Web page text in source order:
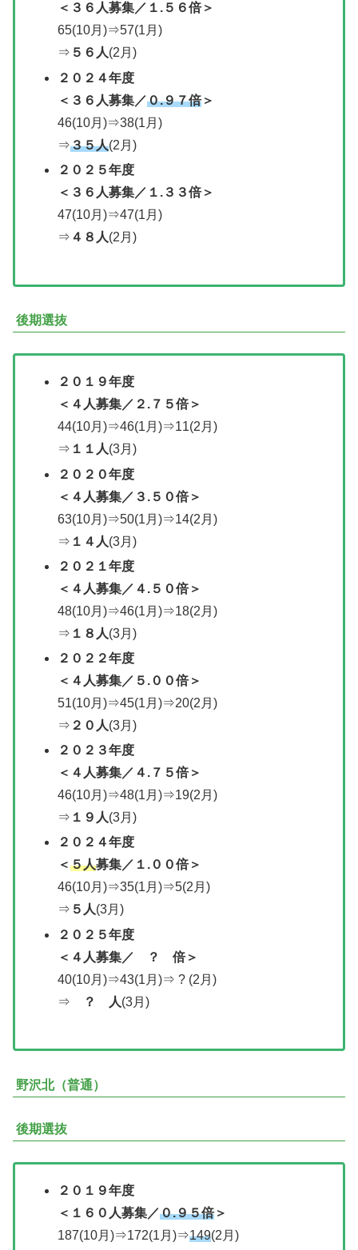
＜３６人募集／１.５６倍＞
65(10月)⇒57(1月)
⇒ ５６人(2月)
２０２ ４年度
＜ ３６人募集／０.９７倍＞
46(10月)⇒38(1月)
⇒３５人(2月)
２０２５年度
＜３６人募集／１.３３倍＞
47(10月)⇒47(1月)
⇒ ４８人(2月)
後期選抜
２０１９年度
＜ ４人募集／ ２.７５倍＞
44(10月)⇒46(1月)⇒11(2月)
⇒ １１人(3月)
２０２０年度
＜ ４人募集／ ３.５０倍＞
63(10月)⇒50(1月)⇒14(2月)
⇒ １４人(3月)
２０２１年度
＜ ４人募集／ ４.５０倍＞
48(10月)⇒46(1月)⇒18(2月)
⇒ １８人(3月)
２０２２年度
＜ ４人募集／ ５.００倍＞
51(10月)⇒45(1月)⇒20(2月)
⇒ ２０人(3月)
２０２３年度
＜４人募集／４.７５倍＞
46(10月)⇒48(1月)⇒19(2月)
⇒ １９人(3月)
２０２ ４年度
＜５人募集／ １.００倍＞
46(10月)⇒35(1月)⇒5(2月)
⇒ ５人(3月)
２０２５年度
＜４人募集／ ？ 倍＞
40(10月)⇒43(1月)⇒ ? (2月)
⇒ ？ 人(3月)
野沢北（普通）
後期選抜
２０１９年度
＜１６０人募集／０.９５倍＞
187(10月)⇒172(1月)⇒149(2月)